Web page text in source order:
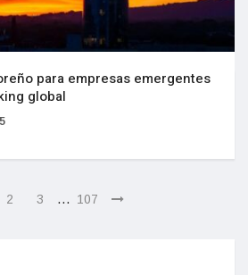
para empresas emergentes
global
2 3 … 107